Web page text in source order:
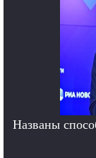
Названы